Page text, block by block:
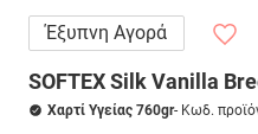
Έξυπνη Αγορά
SOFTEX Silk Vanilla
Χαρτί Υγείας 760gr- Κωδ.